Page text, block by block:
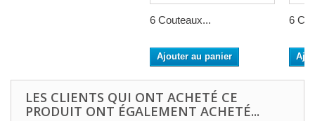
6 Couteaux...
Ajouter au panier
6
LES CLIENTS QUI ONT ACHETÉ CE
PRODUIT ONT ÉGALEMENT ACHETÉ...